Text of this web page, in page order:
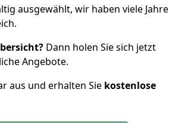
ausgewählt, wir haben viele Jahre
Dann holen Sie sich jetzt
Angebote.
aus und erhalten Sie kostenlose